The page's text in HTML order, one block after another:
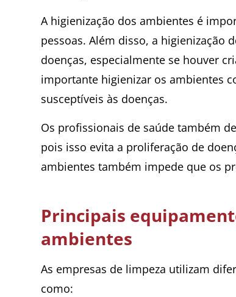
A higienização dos ambientes é
pessoas. Além disso, a higienização
doenças, especialmente se houver
importante higienizar os ambientes
susceptíveis às doenças.
Os profissionais de saúde também
pois isso evita a proliferação de
ambientes também impede que os
Principais
ambientes
As empresas de limpeza utilizam
como: